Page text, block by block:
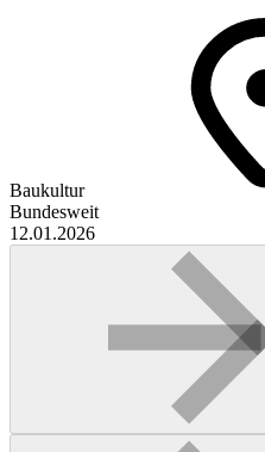
Baukultur
Bundesweit
12.01.2026